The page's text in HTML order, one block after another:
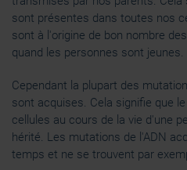
sont présentes dans toutes nos
sont à l'origine de bon nombre
quand les personnes sont jeunes.
Cependant la plupart des
sont acquises. Cela signifie que
cellules au cours de la vie d'une
hérité. Les mutations de l'ADN
temps et ne se trouvent par